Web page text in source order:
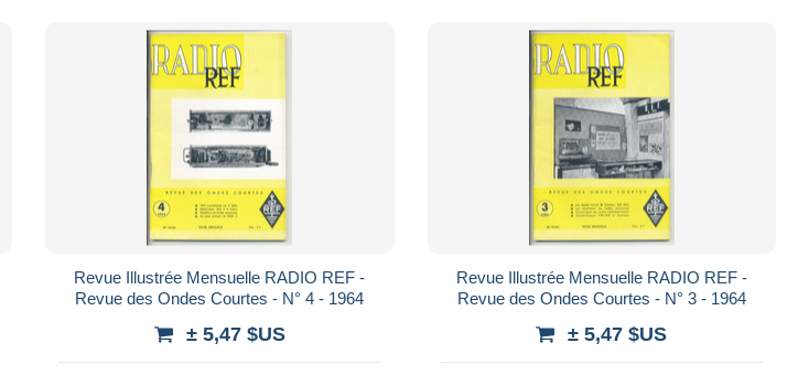
Revue Illustrée Mensuelle RADIO REF -
Revue des Ondes Courtes - N° 4 - 1964
± 5,47 $US
Revue Illustrée Mensuelle RADIO REF -
Revue des Ondes Courtes - N° 3 - 1964
± 5,47 $US